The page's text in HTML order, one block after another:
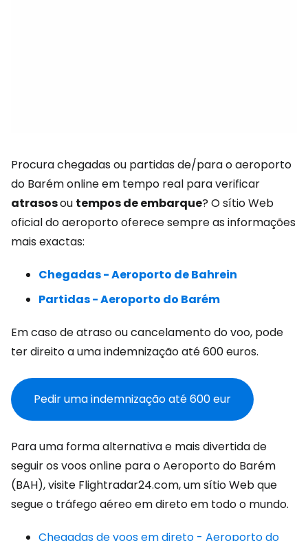
Procura chegadas ou partidas de/para o aeroporto
do Barém online em tempo real para verificar
atrasosou tempos de embarque? O sítio Web
oficial do aeroporto oferece sempre as informações
mais exactas:
Chegadas - Aeroporto de Bahrein
Partidas - Aeroporto do Barém
Em caso de atraso ou cancelamento do voo, pode
ter direito a uma indemnização até 600 euros.
Pedir uma indemnização até 600 eur
Para uma forma alternativa e mais divertida de
seguir os voos online para o Aeroporto do Barém
(BAH), visite Flightradar24.com, um sítio Web que
segue o tráfego aéreo em direto em todo o mundo.
Chegadas de voos em direto - Aeroporto do